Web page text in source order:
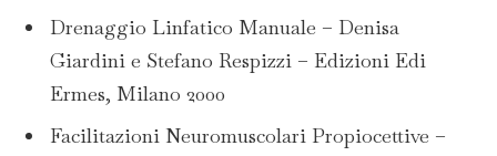
Drenaggio Linfatico Manuale – Denisa
Giardini e Stefano Respizzi – Edizioni Edi
Ermes, Milano 2000
Facilitazioni Neuromuscolari Propiocettive –